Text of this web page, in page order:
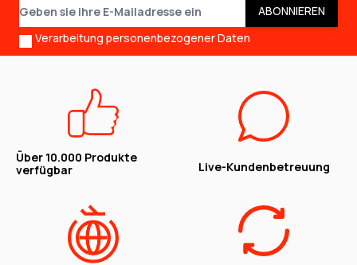
E-Mail-Adresse
ABONNIEREN
Verarbeitung personenbezogener Daten
Über 10.000 Produkte
verfügbar
Live-Kundenbetreuung